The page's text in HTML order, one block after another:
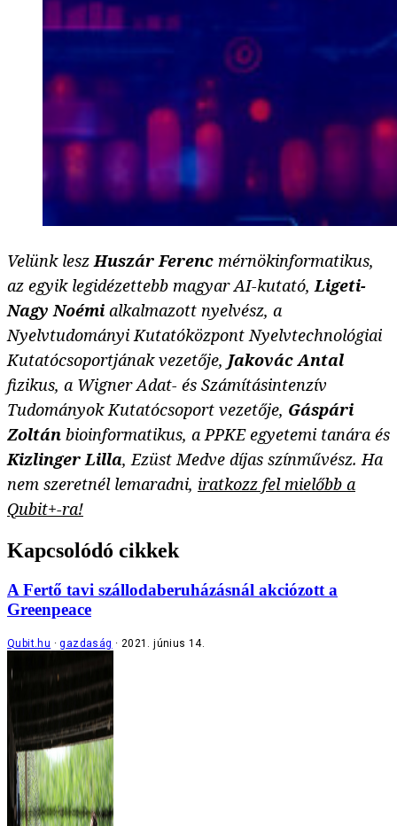
Velünk leszHuszár Ferenc mérnökinformatikus,
az egyik legidézettebb magyar AI-kutató,Ligeti-
Nagy Noémi alkalmazott nyelvész, a
Nyelvtudományi Kutatóközpont Nyelvtechnológiai
Kutatócsoportjának vezetője, Jakovác Antal
fizikus, a Wigner Adat- és Számításintenzív
Tudományok Kutatócsoport vezetője, Gáspári
Zoltán bioinformatikus, a PPKE egyetemi tanára és
Kizlinger Lilla, Ezüst Medve díjas színművész. Ha
nem szeretnél lemaradni, iratkozz fel mielőbb a
Qubit+-ra!
Kapcsolódó cikkek
A Fertő tavi szállodaberuházásnál akciózott a
Greenpeace
Qubit.hu gazdaság 2021. június 14.